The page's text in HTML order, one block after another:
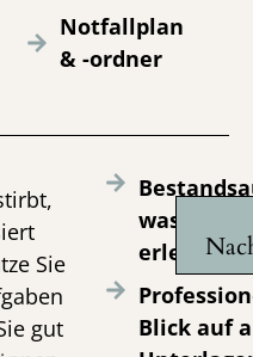
Notfallplan
& -ordner
Sie
gut
was wann
erledigen
Blick auf